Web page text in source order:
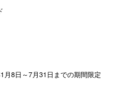
月8日～7月31日までの期間限定